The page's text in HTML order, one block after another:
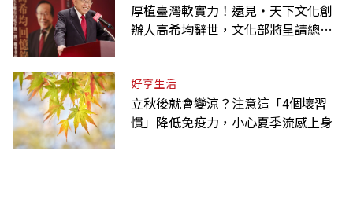
厚植臺灣軟實力！遠見‧天下文化創
辦人高希均辭世，文化部將呈請總統
好享生活
立秋後就會變涼？注意這「4個壞習
慣」降低免疫力，小心夏季流感上身